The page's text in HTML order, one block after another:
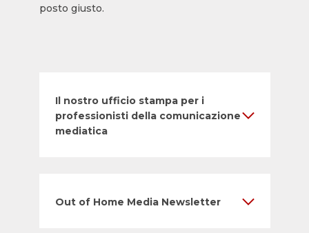
posto giusto.
Il nostro ufficio stampa per i
professionisti della comunicazione
mediatica
Out of Home Media Newsletter